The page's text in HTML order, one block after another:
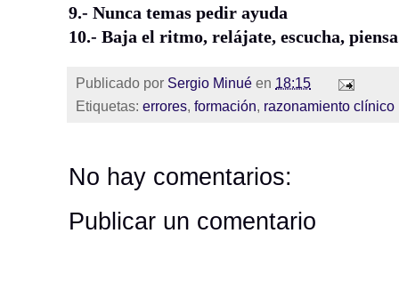
9.- Nunca temas pedir ayuda
10.- Baja el ritmo, relájate, escucha,
Publicado por Sergio Minué en 18:15
Etiquetas: errores, formación, razonamiento clínico
No hay comentarios:
Publicar un comentario